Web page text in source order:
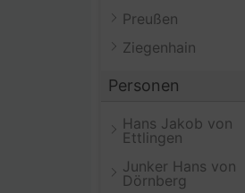
Preußen
Ziegenhain
Personen
Hans Jakob von
Ettlingen
Junker Hans von
Dörnberg